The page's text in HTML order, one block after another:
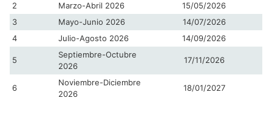
2
Marzo-Abril 2026
15/05/2026
3
Mayo-Junio 2026
14/07/2026
4
Julio-Agosto 2026 14/09/2026
5
Septiembre-Octubre
2026
17/11/2026
6
Noviembre-Diciembre
2026
18/01/2027